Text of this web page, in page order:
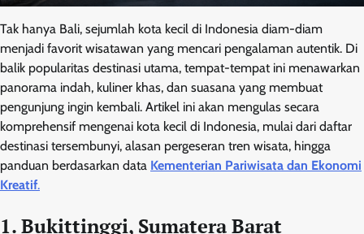
Tak hanya Bali, sejumlah kota kecil di Indonesia diam-diam
menjadi favorit wisatawan yang mencari pengalaman autentik. Di
balik popularitas destinasi utama, tempat-tempat ini menawarkan
panorama indah, kuliner khas, dan suasana yang membuat
pengunjung ingin kembali. Artikel ini akan mengulas secara
komprehensif mengenai kota kecil di Indonesia, mulai dari daftar
destinasi tersembunyi, alasan pergeseran tren wisata, hingga
panduan berdasarkan data Kementerian Pariwisata dan Ekonomi
Kreatif.
1. Bukittinggi, Sumatera Barat